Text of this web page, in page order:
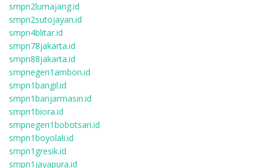
smpn2lumajang.id
smpn2sutojayan.id
smpn4blitar.id
smpn78jakarta.id
smpn88jakarta.id
smpnegeri1ambon.id
smpn1bangil.id
smpn1banjarmasin.id
smpn1biora.id
smpnegeri1bobotsari.id
smpn1boyolali.id
smpn1gresik.id
smpn1jayapura.id